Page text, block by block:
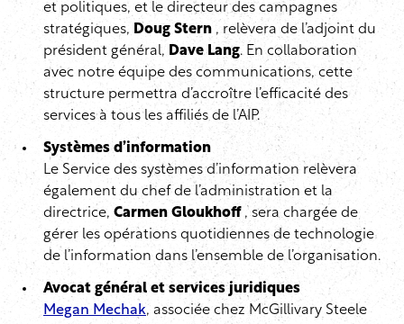
et politiques, et le directeur des campagnes
stratégiques, Doug Stern , relèvera de l’adjoint du
président général, Dave Lang. En collaboration
avec notre équipe des communications, cette
structure permettra d’accroître l’efficacité des
services à tous les affiliés de l’AIP.
Systèmes d’information
Le Service des systèmes d’information relèvera
également du chef de l’administration et la
directrice, Carmen Gloukhoff, sera chargée de
gérer les opérations quotidiennes de technologie
de l’information dans l’ensemble de l’organisation.
Avocat général et services juridiques
Megan Mechak, associée chez McGillivary Steele